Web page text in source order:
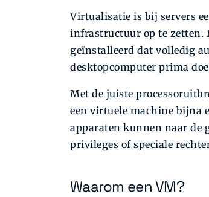
Virtualisatie is bij servers
infrastructuur op te zetten.
geïnstalleerd dat volledig
desktopcomputer prima
Met de juiste
een virtuele machine bijna
apparaten kunnen naar de
privileges of speciale
Waarom een VM?